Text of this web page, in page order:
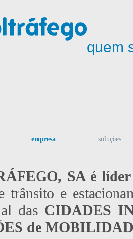
empresa soluções
quem
SA é
trânsito e
das CIDADES
de